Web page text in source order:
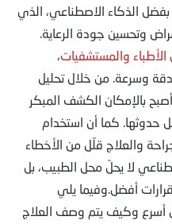
الذكاء الاصطناعي، الذي
وتحسين جودة الرعاية.
والمستشفيات،
وسرعة. من خلال تحليل
بالإمكان الكشف المبكر
حدوثها. كما أن استخدام
والعلاج قلّل من الأخطاء
لا يحلّ محل الطبيب، بل
أفضل.وفيما يلي
وكيف يتم وصف العلاج